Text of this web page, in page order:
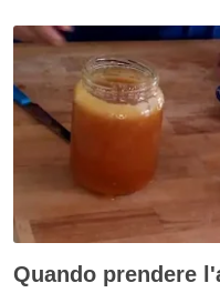
Quando prendere